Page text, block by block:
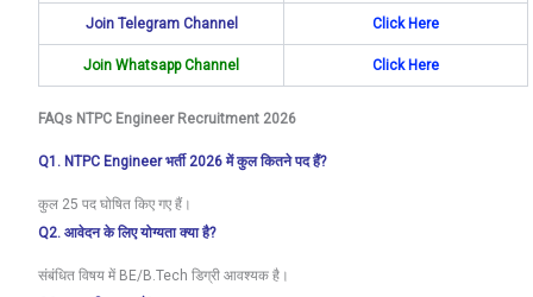
Join Telegram Channel Click Here
Join Whatsapp Channel Click Here
FAQs NTPC Engineer Recruitment 2026
Q1. NTPC Engineer भर्ती 2026 में कुल कितने पद हैं?
कुल 25 पद घोषित किए गए हैं।
Q2. आवेदन के लिए योग्यता क्या है?
संबंधित विषय में BE/B.Tech डिग्री आवश्यक है।